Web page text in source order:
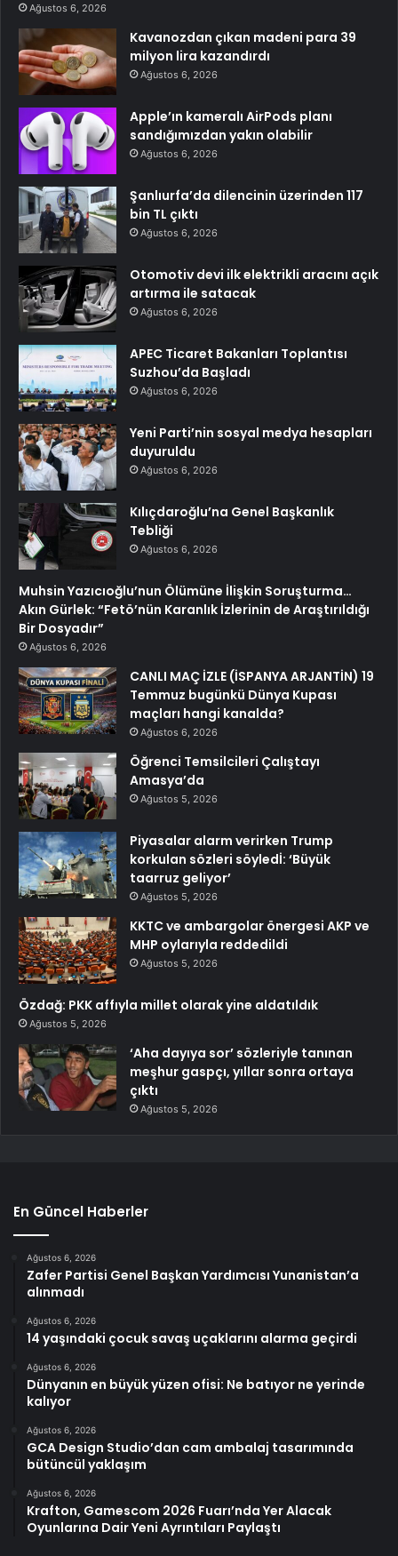
Ağustos 6, 2026
Kavanozdan çıkan madeni para 39
milyon lira kazandırdı
Ağustos 6, 2026
Apple’ın kameralı AirPods planı
sandığımızdan yakın olabilir
Ağustos 6, 2026
Şanlıurfa’da dilencinin üzerinden 117
bin TL çıktı
Ağustos 6, 2026
Otomotiv devi ilk elektrikli aracını açık
artırma ile satacak
Ağustos 6, 2026
APEC Ticaret Bakanları Toplantısı
Suzhou’da Başladı
Ağustos 6, 2026
Yeni Parti’nin sosyal medya hesapları
duyuruldu
Ağustos 6, 2026
Kılıçdaroğlu’na Genel Başkanlık
Tebliği
Ağustos 6, 2026
Muhsin Yazıcıoğlu’nun Ölümüne İlişkin Soruşturma…
Akın Gürlek: “Fetö’nün Karanlık İzlerinin de Araştırıldığı
Bir Dosyadır”
Ağustos 6, 2026
CANLI MAÇ İZLE (İSPANYA ARJANTİN) 19
Temmuz bugünkü Dünya Kupası
maçları hangi kanalda?
Ağustos 6, 2026
Öğrenci Temsilcileri Çalıştayı
Amasya’da
Ağustos 5, 2026
Piyasalar alarm verirken Trump
korkulan sözleri söyledİ: ‘Büyük
taarruz geliyor’
Ağustos 5, 2026
KKTC ve ambargolar önergesi AKP ve
MHP oylarıyla reddedildi
Ağustos 5, 2026
Özdağ: PKK affıyla millet olarak yine aldatıldık
Ağustos 5, 2026
‘Aha dayıya sor’ sözleriyle tanınan
meşhur gaspçı, yıllar sonra ortaya
çıktı
Ağustos 5, 2026
En Güncel Haberler
Ağustos 6, 2026
Zafer Partisi Genel Başkan Yardımcısı Yunanistan’a
alınmadı
Ağustos 6, 2026
14 yaşındaki çocuk savaş uçaklarını alarma geçirdi
Ağustos 6, 2026
Dünyanın en büyük yüzen ofisi: Ne batıyor ne yerinde
kalıyor
Ağustos 6, 2026
GCA Design Studio’dan cam ambalaj tasarımında
bütüncül yaklaşım
Ağustos 6, 2026
Krafton, Gamescom 2026 Fuarı’nda Yer Alacak
Oyunlarına Dair Yeni Ayrıntıları Paylaştı